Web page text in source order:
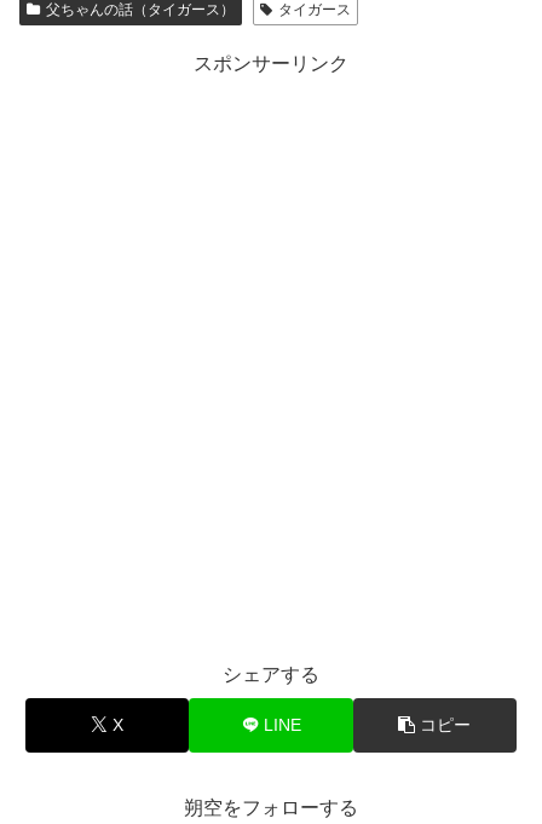
父ちゃんの話（タイガース） タイガース
スポンサーリンク
シェアする
X LINE コピー
朔空をフォローする